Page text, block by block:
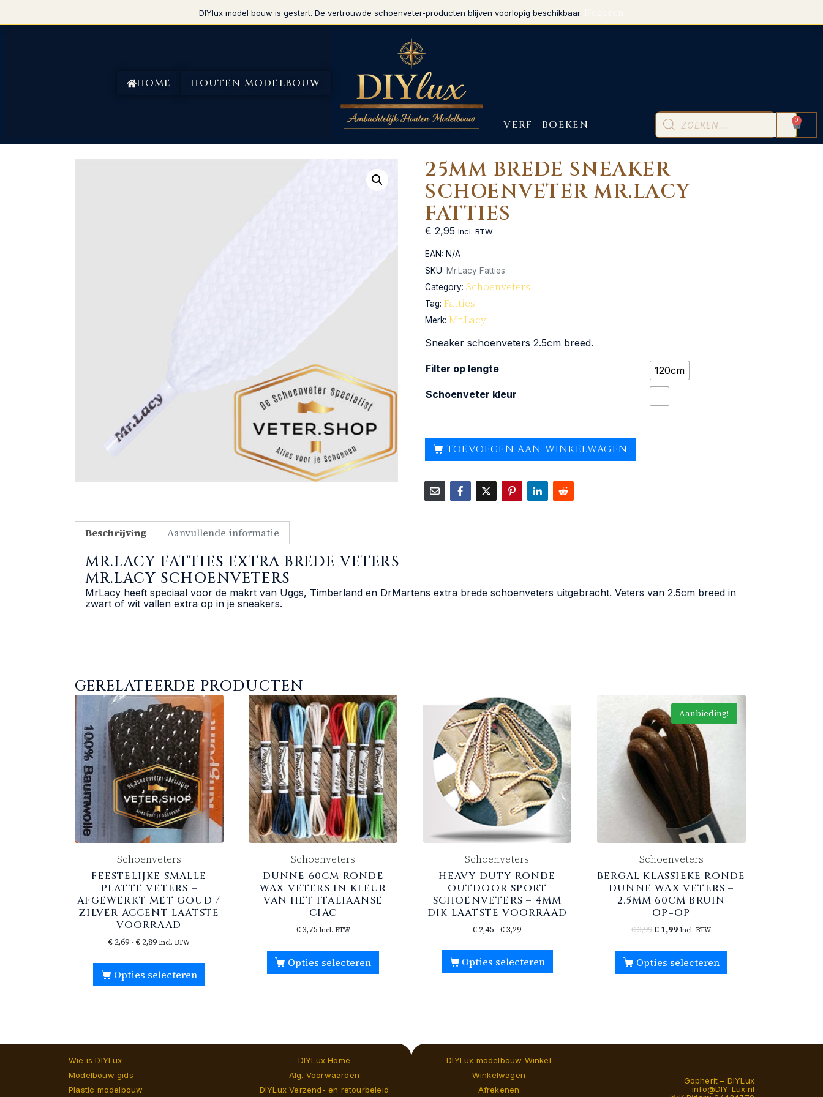
DIYlux model bouw is gestart. De vertrouwde schoenveter-producten blijven voorlopig beschikbaar.
HOME HOUTEN MODELBOUW
VERF BOEKEN 0
25MM BREDE SNEAKER
SCHOENVETER MR.LACY
FATTIES
€ 2,95 Incl. BTW
EAN: N/A
SKU: Mr.Lacy Fatties
Category: Schoenveters
Tag: Fatties
Merk: Mr.Lacy
Sneaker schoenveters 2.5cm breed.
Filter op lengte
120cm
Schoenveter kleur
TOEVOEGEN AAN WINKELWAGEN
Beschrijving Aanvullende informatie
MR.LACY FATTIES EXTRA BREDE VETERS
MR.LACY SCHOENVETERS
MrLacy heeft speciaal voor de makrt van Uggs, Timberland en DrMartens extra brede schoenveters uitgebracht. Veters van 2.5cm breed in
zwart of wit vallen extra op in je sneakers.
GERELATEERDE PRODUCTEN
Schoenveters
FEESTELIJKE SMALLE
PLATTE VETERS –
AFGEWERKT MET GOUD /
ZILVER ACCENT LAATSTE
VOORRAAD
€2,69 - €2,89 Incl. BTW
Opties selecteren
Schoenveters
DUNNE 60CM RONDE
WAX VETERS IN KLEUR
VAN HET ITALIAANSE
CIAC
€3,75 Incl. BTW
Opties selecteren
Schoenveters
HEAVY DUTY RONDE
OUTDOOR SPORT
SCHOENVETERS – 4MM
DIK LAATSTE VOORRAAD
€ 2,45 - €3,29
Opties selecteren
Aanbieding!
Schoenveters
BERGAL KLASSIEKE RONDE
DUNNE WAX VETERS –
2.5MM 60CM BRUIN
OP=OP
€3,99€ 1,99 Incl. BTW
Opties selecteren
Wie is DIYLux
Modelbouw gids
Plastic modelbouw
DIYLux Home
Alg. Voorwaarden
DIYLux Verzend- en retourbeleid
DIYLux modelbouw Winkel
Winkelwagen
Afrekenen
Gopherit – DIYLux
info@DIY-Lux.nl